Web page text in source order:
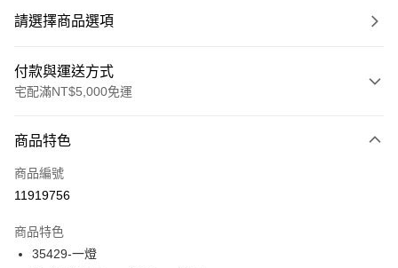
請選擇商品選項
付款與運送方式
宅配滿NT$5,000免運
信用卡一次付款
LINE Pay
街口支付
商品特色
商品編號
11919756
商品特色
35429-一燈